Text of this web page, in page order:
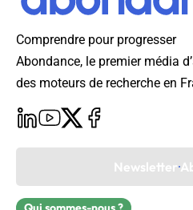
Comprendre pour progresser
Abondance, le premier média
des moteurs de recherche en
Newsletter